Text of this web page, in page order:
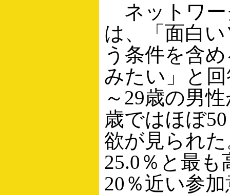
ネットワー
は、「面白
う条件を含
みたい」と
～29歳の男
歳ではほぼ
欲が見られ
25.0％と最も
20％近い参